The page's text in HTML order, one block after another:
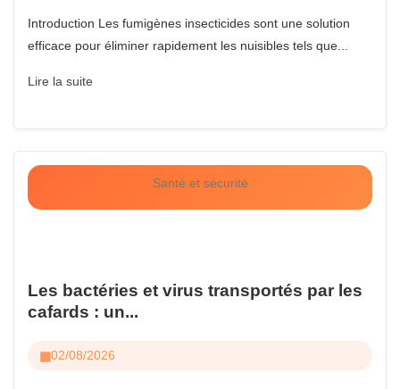
Introduction Les fumigènes insecticides sont une solution
efficace pour éliminer rapidement les nuisibles tels que...
Lire la suite
Santé et sécurité
Les bactéries et virus transportés par les
cafards : un...
02/08/2026